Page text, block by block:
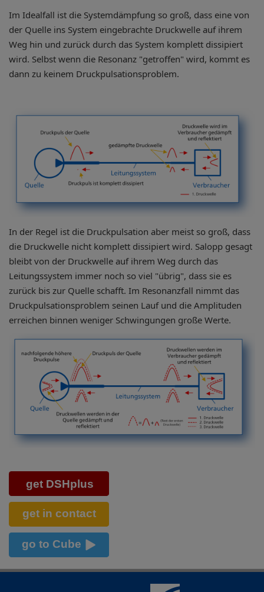
Im Idealfall ist die Systemdämpfung so groß, dass eine von
der Quelle ins System eingebrachte Druckwelle auf ihrem
Weg hin und zurück durch das System komplett dissipiert
wird. Selbst wenn die Resonanz "getroffen" wird, kommt es
dann zu keinem Druckpulsationsproblem.
In der Regel ist die Druckpulsation aber meist so groß, dass
die Druckwelle nicht komplett dissipiert wird. Salopp gesagt
bleibt von der Druckwelle auf ihrem Weg durch das
Leitungssystem immer noch so viel "übrig", dass sie es
zurück bis zur Quelle schafft. Im Resonanzfall nimmt das
Druckpulsationsproblem seinen Lauf und die Amplituden
erreichen binnen weniger Schwingungen große Werte.